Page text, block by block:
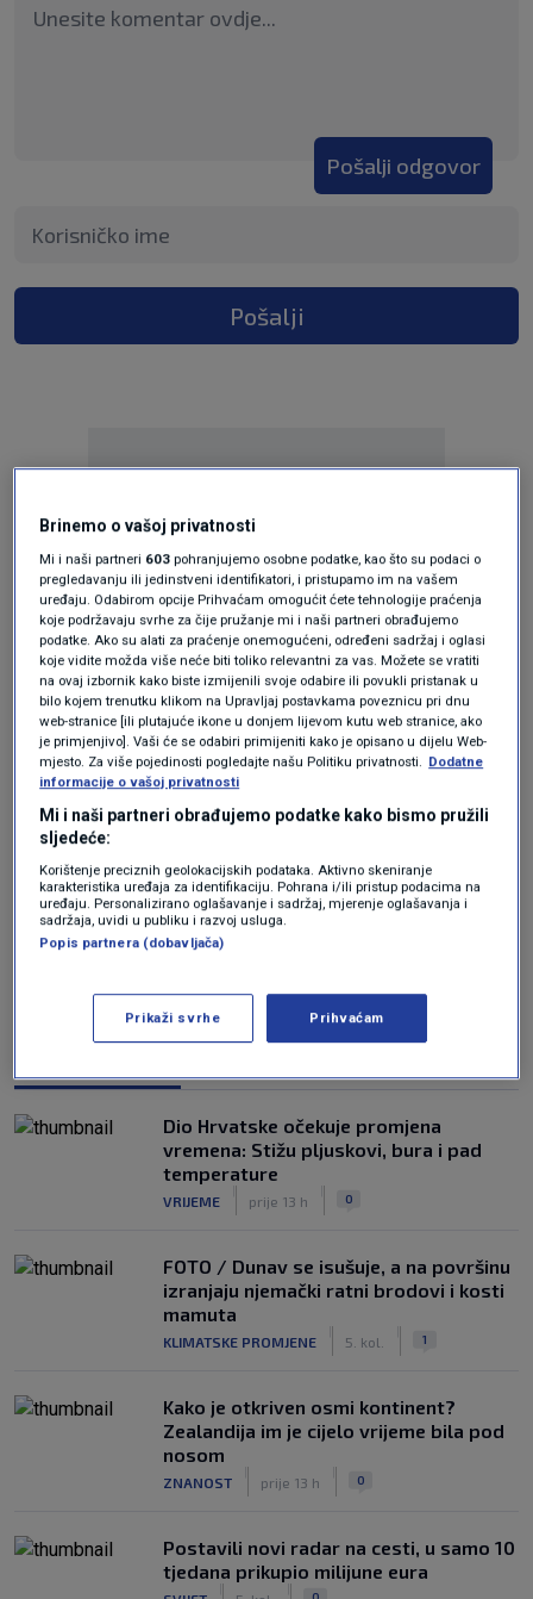
Pošalji odgovor
Pošalji
Oglas
Oglas
Dio Hrvatske očekuje promjena
vremena: Stižu pljuskovi, bura i pad
temperature
VRIJEME prije 13 h 0
FOTO / Dunav se isušuje, a na površinu
izranjaju njemački ratni brodovi i kosti
mamuta
KLIMATSKE PROMJENE 5. kol. 1
Kako je otkriven osmi kontinent?
Zealandija im je cijelo vrijeme bila pod
nosom
ZNANOST prije 13 h 0
Postavili novi radar na cesti, u samo 10
tjedana prikupio milijune eura
0
Brinemo o vašoj privatnosti
Mi i naši partneri 603 pohranjujemo osobne podatke, kao što su podaci o
pregledavanju ili jedinstveni identifikatori, i pristupamo im na vašem
uređaju. Odabirom opcije Prihvaćam omogućit ćete tehnologije praćenja
koje podržavaju svrhe za čije pružanje mi i naši partneri obrađujemo
podatke. Ako su alati za praćenje onemogućeni, određeni sadržaj i oglasi
koje vidite možda više neće biti toliko relevantni za vas. Možete se vratiti
na ovaj izbornik kako biste izmijenili svoje odabire ili povukli pristanak u
bilo kojem trenutku klikom na Upravljaj postavkama poveznicu pri dnu
web-stranice [ili plutajuće ikone u donjem lijevom kutu web stranice, ako
je primjenjivo]. Vaši će se odabiri primijeniti kako je opisano u dijelu Web-
mjesto. Za više pojedinosti pogledajte našu Politiku privatnosti. Dodatne
informacije o vašoj privatnosti
Mi i naši partneri obrađujemo podatke kako bismo pružili
sljedeće:
Korištenje preciznih geolokacijskih podataka. Aktivno skeniranje
karakteristika uređaja za identifikaciju. Pohrana i/ili pristup podacima na
uređaju. Personalizirano oglašavanje i sadržaj, mjerenje oglašavanja i
sadržaja, uvidi u publiku i razvoj usluga.
Popis partnera (dobavljača)
Prikaži svrhe Prihvaćam